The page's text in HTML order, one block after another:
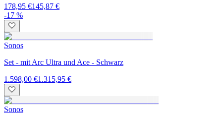
178,95 €145,87 €
-17 %
Sonos
Set - mit Arc Ultra und Ace - Schwarz
1.598,00 €1.315,95 €
Sonos